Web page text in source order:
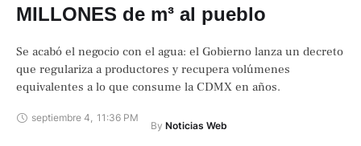
MILLONES de m³ al pueblo
Se acabó el negocio con el agua: el Gobierno lanza un decreto
que regulariza a productores y recupera volúmenes
equivalentes a lo que consume la CDMX en años.
septiembre 4, 11:36 PM
By Noticias Web